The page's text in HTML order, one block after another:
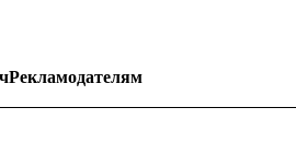
Рекламодателям